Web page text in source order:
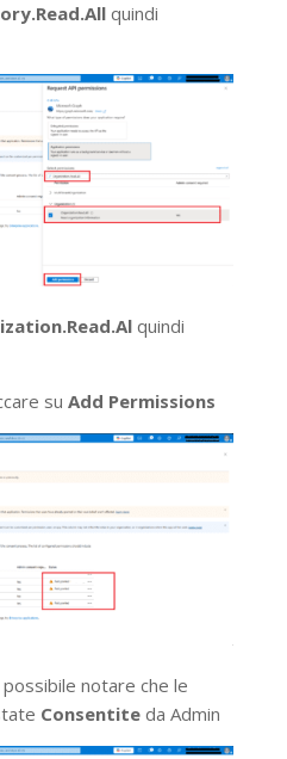
quindi
quindi
su Add Permissions
notare che le
Consentiteda Admin